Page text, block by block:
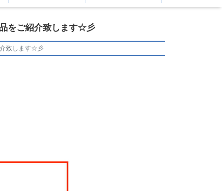
をご紹介致します☆彡
致します☆彡